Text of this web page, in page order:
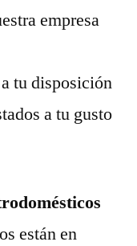
empresa
tu disposición
a tu gusto
están en